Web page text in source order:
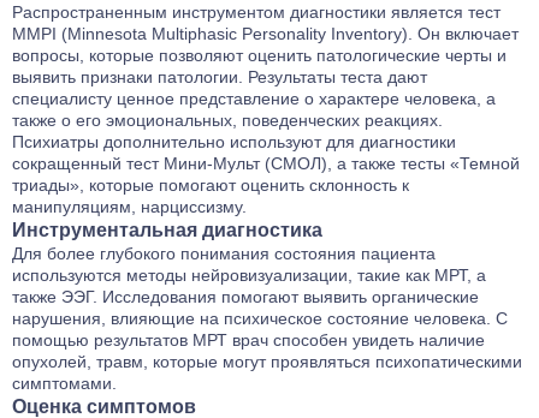
Распространенным инструментом диагностики является тест
MMPI (Minnesota Multiphasic Personality Inventory). Он включает
вопросы, которые позволяют оценить патологические черты и
выявить признаки патологии. Результаты теста дают
специалисту ценное представление о характере человека, а
также о его эмоциональных, поведенческих реакциях.
Психиатры дополнительно используют для диагностики
сокращенный тест Мини-Мульт (СМОЛ), а также тесты «Темной
триады», которые помогают оценить склонность к
манипуляциям, нарциссизму.
Инструментальная диагностика
Для более глубокого понимания состояния пациента
используются методы нейровизуализации, такие как МРТ, а
также ЭЭГ. Исследования помогают выявить органические
нарушения, влияющие на психическое состояние человека. С
помощью результатов МРТ врач способен увидеть наличие
опухолей, травм, которые могут проявляться психопатическими
симптомами.
Оценка симптомов